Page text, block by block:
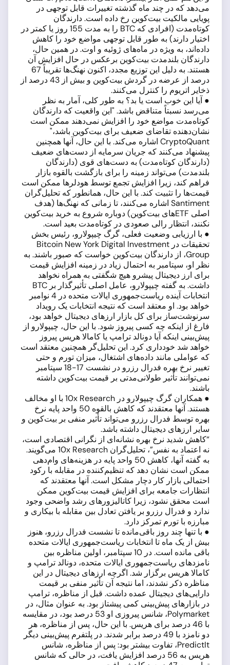
می‌دهد که در چند ماه گذشته تغییرات قابل توجهی در
پویایی مالکیت بیت‌کوین رخ داده است. دارندگان
کوتاه‌مدت (افرادی که BTC را به مدت 155 روز یا کمتر در
اختیار دارند) به طور قابل توجهی مواضع خود را کاهش
داده‌اند، به ویژه در ماه‌های ژوئیه و اوت. در همین حال،
دارندگان بلندمدت بیت‌کوین برعکس در حال افزایش آن
هستند. به دلیل این توزیع مجدد، اکنون نهنگ‌ها تقریباً 67
درصد از عرضه در گردش بیت‌کوین و بیش از 43 درصد از
ذخایر اتریوم را کنترل می‌کنند.
● آیا این خوب است یا بد؟ به طور کلی، آمار به نظر
می‌رسد نسبتاً متناقض باشد. "این واقعیت که دارندگان
کوتاه‌مدت مواضع خود را افزایش نمی‌دهند ممکن است
نشان‌دهنده تقاضای ضعیف برای بیت‌کوین باشد،"
CryptoQuant اشاره می‌کند. با این حال، آنها همچنین
پیشنهاد می‌کنند که جریان سرمایه از دست‌های ضعیف
(دارندگان کوتاه‌مدت) به دست‌های قوی (دارندگان
بلندمدت) می‌تواند زمینه را برای بازگشت بالقوه بازار
فراهم کند، زیرا افزایش تجمع توسط هودلرها ممکن است
قیمت‌ها را تثبیت کند. با این حال، همانطور که تحلیل‌گران
Santiment اشاره می‌کنند، تا زمانی که نهنگ‌ها (هدف
اصلی ETFهای بیت‌کوین) دوباره شروع به خرید بیت‌کوین
نکنند، انتظار رالی صعودی در کوتاه‌مدت بعید است.
● با ارزیابی وضعیت فعلی، گرگ چیپولارو، رئیس بخش
تحقیقات در Bitcoin New York Digital Investment
Group، از دارندگان بیت‌کوین خواست که صبور باشند. به
نظر او، سپتامبر به احتمال زیاد در زمینه افزایش قیمت
برای ارز دیجیتال پیشرو هیچ شگفتی به همراه نخواهد
داشت. به گفته چیپولارو، عامل اصلی تأثیرگذار بر BTC
انتخابات آینده ریاست‌جمهوری ایالات متحده در 4 نوامبر
خواهد بود. او معتقد است که نتیجه انتخابات یک رویداد
سرنوشت‌ساز برای کل بازار ارزهای دیجیتال خواهد بود،
فارغ از اینکه چه کسی پیروز شود. با این حال، چیپولارو از
پیش‌بینی اینکه آیا دونالد ترامپ یا کامالا هریس پیروز
خواهد شد خودداری کرد. این تحلیل‌گر همچنین معتقد است
که عواملی مانند داده‌های اشتغال، میزان تورم و حتی
تغییر نرخ بهره فدرال رزرو در نشست 17-18 سپتامبر
نمی‌توانند تأثیر طولانی‌مدتی بر قیمت بیت‌کوین داشته
باشند.
● همکاران گرگ چیپولارو در 10x Research با او مخالف
هستند. آنها معتقدند که کاهش بالقوه 50 واحد پایه نرخ
بهره توسط فدرال رزرو می‌تواند تأثیر منفی بر بیت‌کوین و
سایر ارزهای دیجیتال داشته باشد.
“کاهش شدید نرخ بهره نشانه‌ای از نگرانی اقتصادی است،
نه اعتماد به نفس”، تحلیل‌گران 10x Research می‌گویند.
به گفته آنها، کاهش 50 واحد پایه در هزینه‌های وام‌دهی
ممکن است نشان دهد که تنظیم‌کننده در مقابله با رکود
احتمالی بازار کار دچار مشکل است. آنها معتقدند که
انتظارات جامعه برای افزایش قیمت بیت‌کوین ممکن
است محقق نشود، زیرا کاتالیزورهای رشد واضحی وجود
ندارد و فدرال رزرو بر یافتن تعادل بین مقابله با بیکاری و
مبارزه با تورم تمرکز دارد.
● با تنها چند روز باقی‌مانده تا نشست فدرال رزرو، هنوز
بیش از یک ماه تا انتخابات ریاست‌جمهوری ایالات متحده
باقی مانده است. در 10 سپتامبر، اولین مناظره بین
نامزدهای ریاست‌جمهوری ایالات متحده، دونالد ترامپ و
کامالا هریس برگزار شد. اگرچه ارزهای دیجیتال در این
مناظره ذکر نشدند، اما نتیجه آن تأثیر منفی بر قیمت
دارایی‌های دیجیتال عمده داشت. قبل از مناظره، ترامپ
در بازارهای پیش‌بینی کمی پیشتاز بود. به عنوان مثال، در
Polymarket، شانس پیروزی او 53 درصد بود، در مقایسه
با 46 درصد برای هریس. با این حال، پس از مناظره، هر
دو نامزد با 49 درصد برابر شدند. در پلتفرم پیش‌بینی دیگر
PredictIt، تفاوت بیشتر بود: پس از مناظره، شانس
هریس به 56 درصد افزایش یافت، در حالی که شانس